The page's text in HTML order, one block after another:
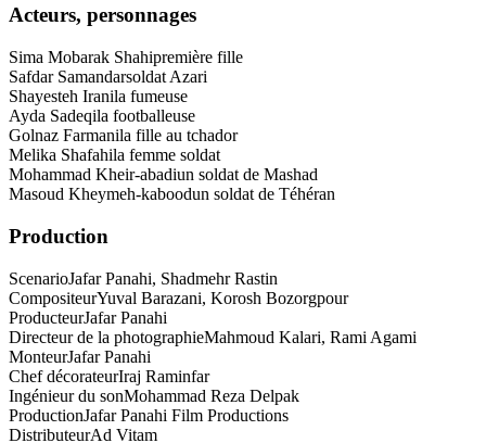
Acteurs, personnages
Sima Mobarak Shahipremière fille
Safdar Samandarsoldat Azari
Shayesteh Iranila fumeuse
Ayda Sadeqila footballeuse
Golnaz Farmanila fille au tchador
Melika Shafahila femme soldat
Mohammad Kheir-abadiun soldat de Mashad
Masoud Kheymeh-kaboodun soldat de Téhéran
Production
ScenarioJafar Panahi, Shadmehr Rastin
CompositeurYuval Barazani, Korosh Bozorgpour
ProducteurJafar Panahi
Directeur de la photographieMahmoud Kalari, Rami Agami
MonteurJafar Panahi
Chef décorateurIraj Raminfar
Ingénieur du sonMohammad Reza Delpak
ProductionJafar Panahi Film Productions
DistributeurAd Vitam